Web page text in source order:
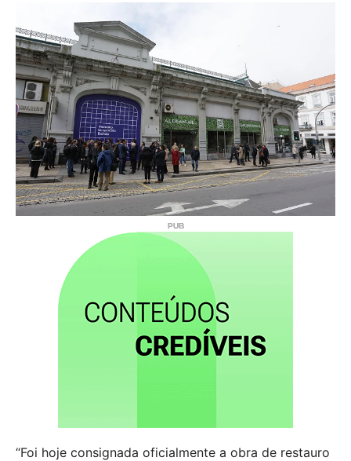
“Foi hoje consignada oficialmente a obra de restauro